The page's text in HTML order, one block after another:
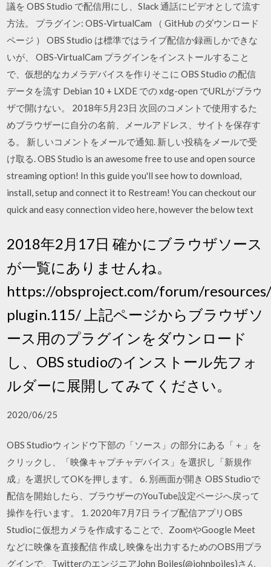
議を OBS Studio で配信用にし、Slack 通話にビデオとして流す
方法。 プラグイン: OBS-VirtualCam （ GitHub のダウンロード
ページ ） OBS Studio は標準ではライブ配信か録画しかできな
いが、 OBS-VirtualCam プラグインをインストールすること
で、仮想的なカメラデバイスを作りそこに OBS Studio の配信
データを流す Debian 10 + LXDE での xdg-open でURLがブラウ
ザで開けない。 2018年5月23日 次回のコメントで使用するた
めブラウザーに自分の名前、メールアドレス、サイトを保存す
る。 新しいコメントをメールで通知. 新しい投稿をメールで受
け取る. OBS Studio is an awesome free to use and open source
streaming option! In this guide you'll see how to download,
install, setup and connect it to Restream! You can checkout our
quick and easy connection video here, however the below text
2018年2月17日 確かにブラウザソース
が一覧にありませんね。
https://obsproject.com/forum/
plugin.115/ 上記ページからブラウザソ
ース用のプラグインをダウンロード
し、OBS studioのインストール先フォ
ルダーに展開してみてください。
2020/06/25
OBS Studioウィンドウ下部の「ソース」の部分にある「＋」を
クリックし、「映像キャプチャデバイス」を選択し「新規作
成」を選択してOKを押します。 6. 別画面が開き OBS Studioで
配信を開始したら、ブラウザーのYouTube設定ページへ戻って
操作を行います。 1. 2020年7月7日 ライブ配信アプリOBS
Studioに仮想カメラを作成することで、ZoomやGoogle Meet
などに映像を直接配信 作成し映像を出力するためのOBS用プラ
グインで、TwitterのエンジニアJohn Boiles(@johnboiles)さん